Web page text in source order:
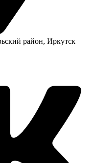
район, Иркутск